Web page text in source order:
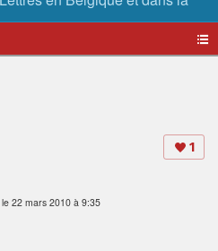
1
le 22 mars 2010 à 9:35